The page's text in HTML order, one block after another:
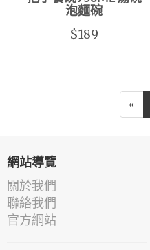
泡麵碗
$189
«
網站導覽
關於我們
聯絡我們
官方網站